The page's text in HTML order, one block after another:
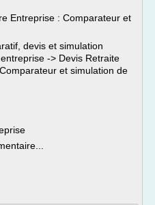
Entreprise : Comparateur et
devis et simulation
-> Devis Retraite
et simulation de